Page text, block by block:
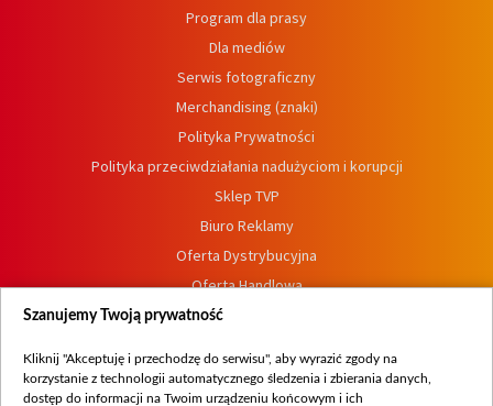
Program dla prasy
Dla mediów
Serwis fotograficzny
Merchandising (znaki)
Polityka Prywatności
Polityka przeciwdziałania nadużyciom i korupcji
Sklep TVP
Biuro Reklamy
Oferta Dystrybucyjna
Oferta Handlowa
Dostępność
Procedura zgłoszeń wewnętrznych
Szanujemy Twoją prywatność
Kliknij "Akceptuję i przechodzę do serwisu", aby wyrazić zgody na
korzystanie z technologii automatycznego śledzenia i zbierania danych,
dostęp do informacji na Twoim urządzeniu końcowym i ich